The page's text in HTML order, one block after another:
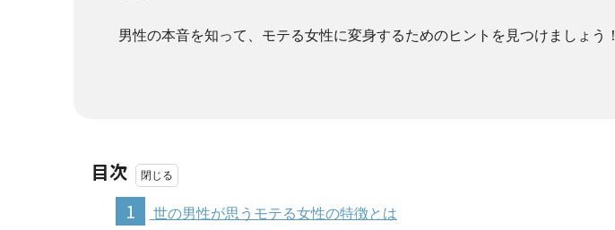
男性の本音を知って、モテる女性に変身するためのヒントを見つけましょう！
目次
1
世の男性が思うモテる女性の特徴とは